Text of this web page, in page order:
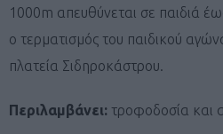
1000m απευθύνεται σε παιδιά
ο τερματισμός του παιδικού
πλατεία Σιδηροκάστρου.
Περιλαμβάνει: τροφοδοσία και